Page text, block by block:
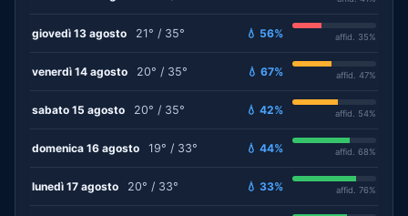
giovedì 13 agosto 21° / 35° 💧 56% affid. 35%
venerdì 14 agosto 20° / 35° 💧 67% affid. 47%
sabato 15 agosto 20° / 35° 💧 42% affid. 54%
domenica 16 agosto 19° / 33° 💧 44% affid. 68%
lunedì 17 agosto 20° / 33° 💧 33% affid. 76%